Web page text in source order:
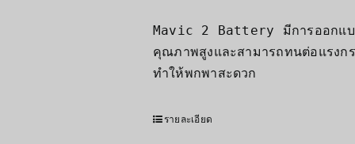
Mavic 2 Battery มีการออกแบ
คุณภาพสูงและสามารถทนต่อแรง
ทำให้พกพาสะดวก
รายละเอียด